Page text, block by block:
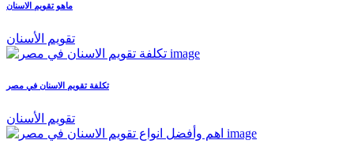
ماهو تقويم الاسنان
تقويم الأسنان
تكلفة تقويم الاسنان في مصر
تقويم الأسنان